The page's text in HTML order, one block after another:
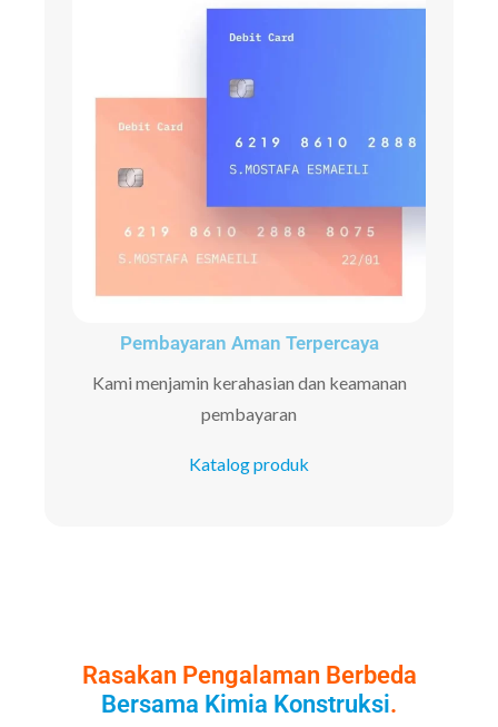
Pembayaran Aman Terpercaya
Kami menjamin kerahasian dan keamanan
pembayaran
Katalog produk
Rasakan Pengalaman Berbeda
Bersama Kimia Konstruksi.